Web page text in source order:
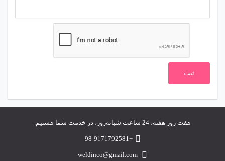
هفت روز هفته، 24 ساعت شبانه‌روز، در خدمت شما هستیم.
+98-9171792581
weldinco@gmail.com